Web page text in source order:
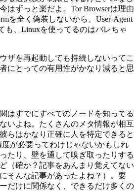
はずっと楽だよ。Tor Browserは理由
を全く偽装しないから、User-Agent
も、Linuxを使ってるのはバレちゃ
ザを再起動しても持続しないってこ
にとっての有用性がかなり減ると思
はすでにすべてのノードを知ってる
いよね。たくさんのメタ情報が相互
らはかなり正確に人を特定できると
度が必要ってわけじゃないかもしれ
たり、壁を通して嗅ぎ取ったりする
（確か？記事をあんまり覚えてない
そんな記事があったよね？）。要
だけに関係なく、できるだけ多くの